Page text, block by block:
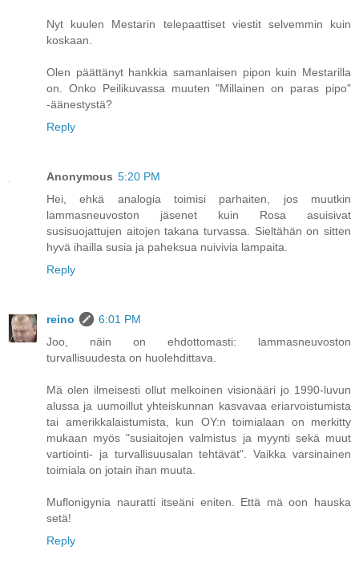
Nyt kuulen Mestarin telepaattiset viestit selvemmin kuin
koskaan.
Olen päättänyt hankkia samanlaisen pipon kuin Mestarilla
on. Onko Peilikuvassa muuten "Millainen on paras pipo"
-äänestystä?
Reply
Anonymous 5:20 PM
Hei, ehkä analogia toimisi parhaiten, jos muutkin
lammasneuvoston jäsenet kuin Rosa asuisivat
susisuojattujen aitojen takana turvassa. Sieltähän on sitten
hyvä ihailla susia ja paheksua nuivivia lampaita.
Reply
reino
6:01 PM
Joo, näin on ehdottomasti: lammasneuvoston
turvallisuudesta on huolehdittava.
Mä olen ilmeisesti ollut melkoinen visionääri jo 1990-luvun
alussa ja uumoillut yhteiskunnan kasvavaa eriarvoistumista
tai amerikkalaistumista, kun OY:n toimialaan on merkitty
mukaan myös "susiaitojen valmistus ja myynti sekä muut
vartiointi- ja turvallisuusalan tehtävät". Vaikka varsinainen
toimiala on jotain ihan muuta.
Muflonigynia nauratti itseäni eniten. Että mä oon hauska
setä!
Reply